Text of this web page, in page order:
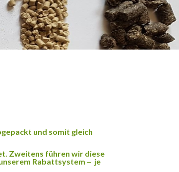
und somit gleich
Zweitens führen wir diese
Rabattsystem – je